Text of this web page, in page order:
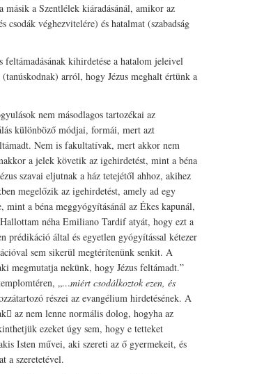
a Szentlélek kiáradásánál, amikor az
véghezvitelére) és hatalmat (szabadság
feltámadásának kihirdetése a hatalom jeleivel
arról, hogy Jézus meghalt értünk a
nem másodlagos tartozékai az
különböző módjai, formái, mert azt
Nem is fakultatívak, mert akkor nem
a jelek követik az igehirdetést, mint a béna
szavai eljutnak a ház tetejétől ahhoz, akihez
megelőzik az igehirdetést, amely ad egy
mint a béna meggyógyításánál az Ékes kapunál,
néha Emiliano Tardif atyát, hogy ezt a
prédikáció által és egyetlen gyógyítással kétezer
sem sikerül megtérítenünk senkit. A
megmutatja nekünk, hogy Jézus feltámadt.”
„…miért csodálkoztok ezen, és
részei az evangélium hirdetésének. A
az nem lenne normális dolog, hogyha az
ezeket úgy sem, hogy e tetteket
Isten művei, aki szereti az ő gyermekeit, és
a szeretetével.